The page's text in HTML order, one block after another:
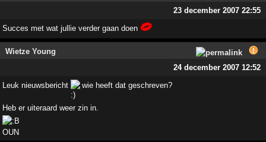
23 december 2007 22:55
Succes met wat jullie verder gaan doen
Wietze Young
24 december 2007 12:52
Leuk nieuwsbericht wie heeft dat geschreven?
Heb er uiteraard weer zin in.